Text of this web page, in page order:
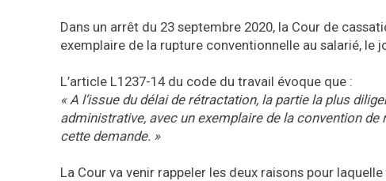
Dans un arrêt du 23 septembre 2020, la Cour de
exemplaire de la rupture conventionnelle au salarié, le
L’article L1237-14 du code du travail évoque que :
«A l’issue du délai de rétractation, la partie la plus
administrative, avec un exemplaire de la convention
cette demande. »
La Cour va venir rappeler les deux raisons pour